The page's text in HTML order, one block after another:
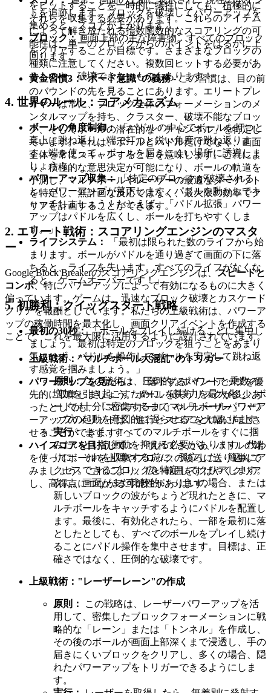
トを追跡します。ブロックを破壊してパワーアップを
集めると、スコアが上がります！
ブロック： 画面上部の主な障害物。すべてのブロック
をクリアすることが目標です。さまざまなブロックの
種類に注意してください。複数回ヒットする必要があ
るものや、破壊できないものもあります！
4. 世界のルール：コアメカニズム
ボールの角度制御：「パドルの中心でボールを打つと
真上に跳ね返り、端で打つと鋭い角度で跳ね返りま
す。端を使って、ボールを届きにくい場所に誘導しま
しょう！」
パワーアップ収集： 「特定のブロックが破壊される
と、パワーアップが落下します。パドルを動かしてキ
ャッチしましょう！たとえば、「パドル拡張」パワー
アップはパドルを広くし、ボールを打ちやすくしま
す。」
ライフシステム：
「最初は限られた数のライフから始
まります。ボールがパドルを通り過ぎて画面の下に落
ちると、ライフを失います。すべてのライフがなくな
ると、ゲームオーバーです！」
5. 初勝利：クイックスタート戦略
最初の30秒：「ボールをプレイし続けることに集中し
ましょう。最初は特定のブロックを狙うことをあまり
気にせず、パドルを操作してボールを安定して跳ね返
す感覚を掴みましょう。」
パワーアップを見たら： 「落下するパワーアップを優
先的に収集しましょう。ボールを失うリスクが多少あ
ったとしても、「マルチボール」や「レーザー」パワ
ーアップのメリットは、進行とスコアを大幅に向上さ
せることができます！」
ハイスコアを目指して：「慣れてきたら、パドルの端
を使ってボールを上隅やブロックの後ろに送り込んで
みましょう。これにより、広い範囲をすばやくクリア
し、高得点につながる可能性があります。」
をヒットすることを一時的に犠牲にしても、積極的に
それらを収集する必要があります。これらのアイテム
によって解き放たれる指数関数的なスコアリングの可
能性は、単一のブロックからのポイントをはるかに上
回ります。
黄金習慣3："ボード意識"の義務- この習慣は、目の前
のバウンドの先を見ることにあります。エリートプレ
イヤーは常に、ブロック全体のフォーメーションのメ
ンタルマップを持ち、クラスター、破壊不能なブロッ
ク、そしてボールの潜在的な「チャンネル」を特定し
ています。それは、ボールとパドルだけでなく、画面
全体を常にスキャンすることを意味します。これによ
り、積極的な意思決定が可能になり、ボールの軌道を
予測し、マルチボールやレーザーの最適なターゲット
を特定し、無計画な反応ではなく、最大限の効率でク
リアを計画することができます。
2. エリート戦術：スコアリングエンジンのマスタ
ー
Google Block Breakerのスコアリングエンジンは、スピードと
コンボ、特にパワーアップによって有効になるものに大きく
偏っています。ゲームは、迅速なブロック破壊とカスケード
クリアを報酬としています。私たちの上級戦術は、パワーア
ップの稼働時間を最大化し、画面クリアイベントを作成する
ことで、これを最大限に活用するように設計されています。
上級戦術："マルチボール大混乱"のトリガー
原則：この戦術は、圧倒的なポイントと乗数の
増加を引き起こすために、破壊力を最大化し、ボ
ードが十分に密集するまでマルチボールパワーア
ップの起動を意図的に遅らせることにあります。
実行：まず、すべてのマルチボールをすぐに掴
みたいという衝動を抑える必要があります。代わ
りに、それを収集する前に、孤立した、簡単にア
クセスできるブロックを特定してクリアします。
次に、画面がまだ比較的いっぱいの場合、または
新しいブロックの波がちょうど現れたときに、マ
ルチボールをキャッチするようにパドルを配置し
ます。最後に、有効化されたら、一部を最初に落
としたとしても、
すべてのボールをプレイし続け
ることにパドル操作を集中させます。目標は、正
確さではなく、圧倒的な破壊です。
上級戦術："レーザーレーン"の作成
原則：
この戦略は、レーザーパワーアップを活
用して、密集したブロックフォーメーションに戦
略的な「レーン」または「トンネル」を作成し、
その後のボールが画面上部深くまで浸透し、手の
届きにくいブロックをクリアし、多くの場合、隠
れたパワーアップをトリガーできるようにしま
す。